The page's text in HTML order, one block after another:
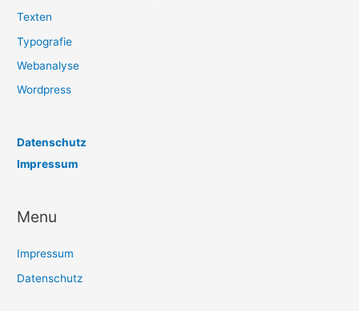
Texten
Typografie
Webanalyse
Wordpress
Datenschutz
Impressum
Menu
Impressum
Datenschutz